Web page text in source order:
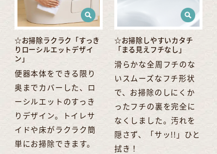
☆お掃除ラクラク「すっき
りローシルエットデザイ
ン」
便器本体をできる限り
奥までカバーした、ロ
ーシルエットのすっき
りデザイン。トイレサ
イドや床がラクラク簡
単にお掃除できます。
☆お掃除しやすいカタチ
「まる見えフチなし」
滑らかな全周フチのな
いスムーズなフチ形状
で、お掃除のしにくか
ったフチの裏を完全に
なくしました。汚れを
隠さず、「サッ!!」ひと
拭き！